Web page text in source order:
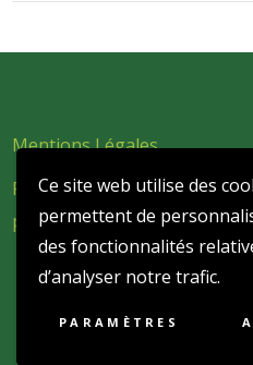
Ce site web utilise des
permettent de
des fonctionnalités
d’analyser notre trafic.
PARAMÈTRES
Mentions Légales
Politique de confidentialité et
personnelles